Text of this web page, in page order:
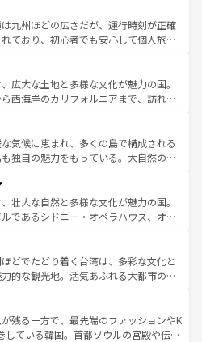
とそれぞれで全く異なる文化を体験で
ろう。 なお、新着のフランス情報はコンテンツ一覧
ひ体験してほしい。 なお、新着の
ンツ一覧を参照してほしい。
力がある。また、優雅なアフタヌーン
にはたまらない英国パブ、サッカー観
こそできる体験も豊富。イギリスを旅
ほしい。
九州ほどの広さだが、運行時刻が正確
ており、初心者でも安心して個人旅行
る町や、スイスならではのユニークな
プス観光だけでなく町歩きも満喫する
の所得が高いため物価も高いが、旅行
光を楽しむこともできる。 なお、新
コンテンツ一覧 を参照してほしい。
広大な土地と多様な文化が魅力の国。
西海岸のカリフォルニアまで、訪れる
、観光、ショッピング、エンターテイ
刺激的なスポットだ。一方、アメリカ
がり、グランドキャニオンやイエロー
ズでは、音楽と美食が融合した独特の
はアメリカの各地域で異なる魅力を楽
様性と豊かな歴史を感じることができ
だ。 なお、新着のアメリカ
覧を参照してほしい。
気候に恵まれ、多くの島で構成される
独自の魅力をもっている。大自然の神
。また、定番の観光地といえばオアフ
を求めるならマウイ島やカウアイ島が
ドグリーンに輝く海をはじめ、豊かな
で訪れる人々を迎えてくれるハワイの
カルフードやハワイアンミュージッ
ンスなど、すべてがハワイの魅力を彩
なお、新着のハワイ情報
を参照してほしい。
壮大な自然と多様な文化が魅力の国。
であるシドニー・オペラハウス、オー
央部にそびえるウルル（エアーズロッ
美しい原生林やケアンズの熱帯雨林な
さん。また、カフェやワイン、オージ
ィも充実しており、サーフィンやダイ
など、アウトドア好きにはたまらな
の多彩な魅力を存分に味わいつくそ
どでたどり着く台湾は、多彩な文化と
的な観光地。活気あふれる大都市の台
地帯である台湾東部など、都市の喧騒
存しており、訪れる人に新しい発見と
れる。また、奥深い台湾の食文化も魅
残る一方で、最先端のファッションやK
している韓国。首都ソウルの宮殿や伝統